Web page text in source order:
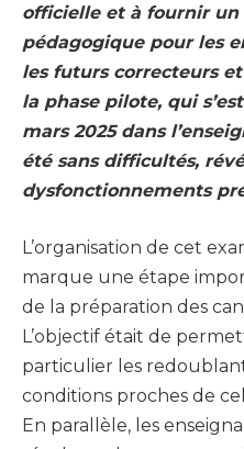
officielle et à fournir un
pédagogique pour les
les futurs correcteurs
la phase pilote, qui
mars 2025 dans
été sans difficultés,
dysfonctionnements
L’organisation de cet
marque une étape
de la préparation des
L’objectif était de
particulier les
conditions proches de
En parallèle, les